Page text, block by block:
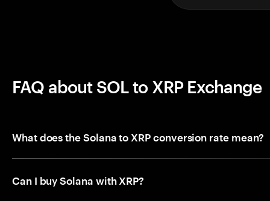
FAQ about SOL to XRP Exchange
What does the Solana to XRP conversion rate mean?
Can I buy Solana with XRP?